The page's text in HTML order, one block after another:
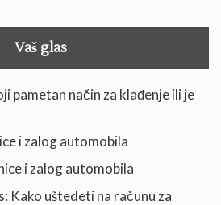
Vaš glas
pametan način za klađenje ili je
i zalog automobila
i zalog automobila
Kako uštedeti na računu za